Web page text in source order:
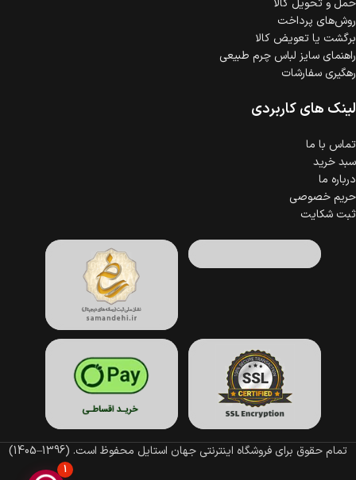
حمل‌ و تحویل کالا
روش‌های پرداخت
برگشت یا تعویض کالا
راهنمای سایز لباس چرم طبیعی
رهگیری سفارشات
لینک های کاربردی
تماس با ما
سبد خرید
درباره ما
حریم خصوصی
ثبت شکایت
تمام حقوق برای فروشگاه اینترنتی جهان استایل محفوظ است. (1396–1405)
1